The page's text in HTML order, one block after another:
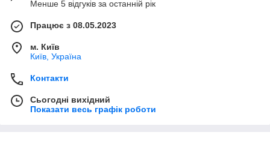
Менше 5 відгуків за останній рік
Працює з 08.05.2023
м. Київ
Київ, Україна
Контакти
Сьогодні вихідний
Показати весь графік роботи